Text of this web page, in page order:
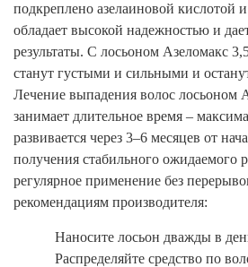
подкреплено азелаиновой кислотой
обладает высокой надежностью и
результаты. С лосьоном Азеломакс
станут густыми и сильными и
Лечение выпадения волос лосьоном
занимает длительное время –
развивается через 3–6 месяцев от
получения стабильного ожидаемого
регулярное применение без
рекомендациям производителя:
Наносите лосьон дважды в
Распределяйте средство по